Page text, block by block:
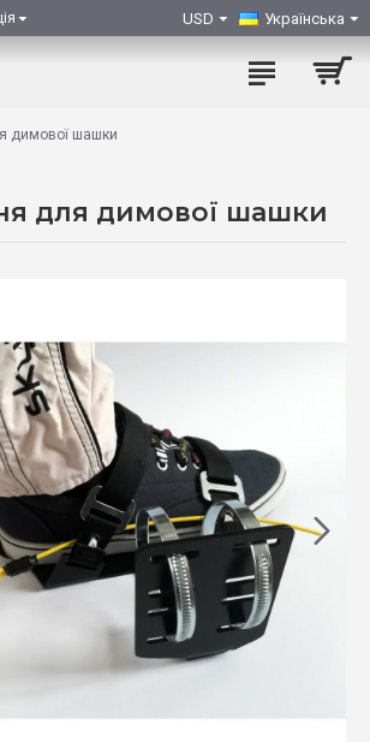
USD Українська
димової шашки
для димової шашки